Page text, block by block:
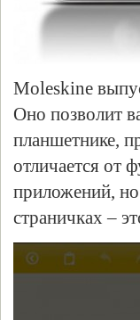
Moleskine
Оно позволит
планшетнике,
отличается от
приложений,
страничках –